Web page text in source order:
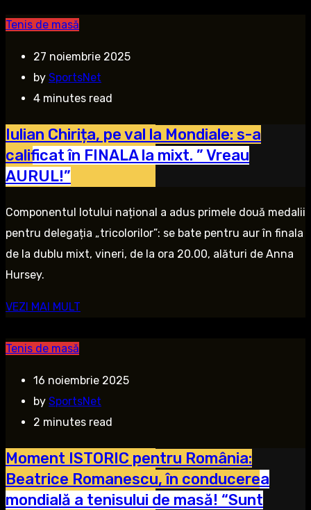
Tenis de masă
27 noiembrie 2025
by SportsNet
4 minutes read
Iulian Chirița, pe val la Mondiale: s-a
calificat în FINALA la mixt. ” Vreau
AURUL!”
Componentul lotului național a adus primele două medalii
pentru delegația „tricolorilor”: se bate pentru aur în finala
de la dublu mixt, vineri, de la ora 20.00, alături de Anna
Hursey.
VEZI MAI MULT
Tenis de masă
16 noiembrie 2025
by SportsNet
2 minutes read
Moment ISTORIC pentru România:
Beatrice Romanescu, în conducerea
mondială a tenisului de masă! “Sunt